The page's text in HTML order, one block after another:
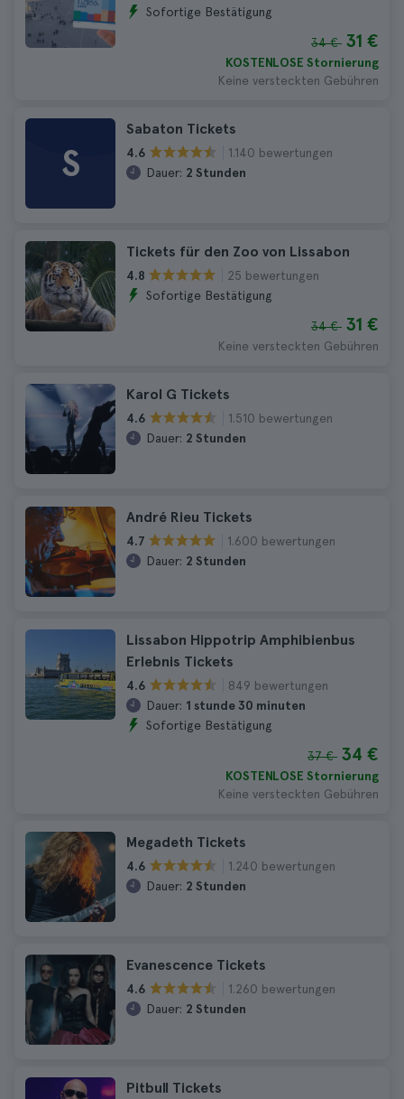
Sofortige Bestätigung
34 € 31 €
KOSTENLOSE Stornierung
Keine versteckten Gebühren
S
Sabaton Tickets
4.6
1.140 bewertungen
Dauer: 2 Stunden
Tickets für den Zoo von Lissabon
4.8
25 bewertungen
Sofortige Bestätigung
34 € 31 €
Keine versteckten Gebühren
Karol G Tickets
4.6
1.510 bewertungen
Dauer: 2 Stunden
André Rieu Tickets
4.7
1.600 bewertungen
Dauer: 2 Stunden
Lissabon Hippotrip Amphibienbus
Erlebnis Tickets
4.6
849 bewertungen
Dauer: 1 stunde 30 minuten
Sofortige Bestätigung
37 € 34 €
KOSTENLOSE Stornierung
Keine versteckten Gebühren
Megadeth Tickets
4.6
1.240 bewertungen
Dauer: 2 Stunden
Evanescence Tickets
4.6
1.260 bewertungen
Dauer: 2 Stunden
Pitbull Tickets